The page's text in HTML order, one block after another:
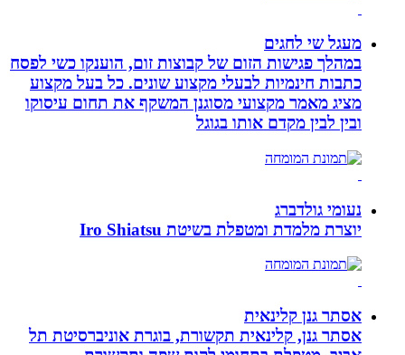
מעגל שי לחגים
במהלך פגישות הזום של קבוצות זום, הוענקו כשי לפסח
כתבות חינמיות לבעלי מקצוע שונים. כל בעל מקצוע
מציג מאמר מקצועי מסוגנן המשקף את תחום עיסוקו
ובין לבין מקדם אותו בגוגל
נעומי גולדברג
יוצרת מלמדת ומטפלת בשיטת Iro Shiatsu
אסתר גנן קלינאית
אסתר גנן, קלינאית תקשורת, בוגרת אוניברסיטת תל